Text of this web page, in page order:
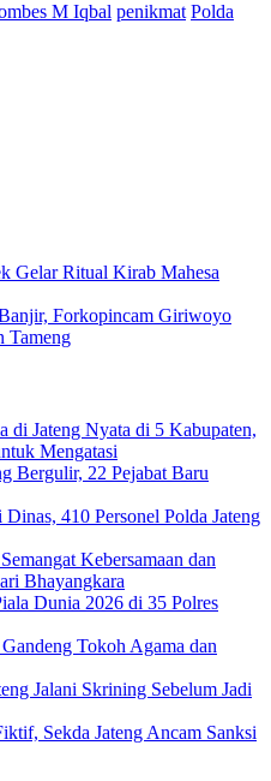
M Iqbal penikmat Polda
Gelar Ritual Kirab Mahesa
Forkopincam Giriwoyo
Tameng
di Jateng Nyata di 5 Kabupaten,
Mengatasi
Bergulir, 22 Pejabat Baru
410 Personel Polda Jateng
Kebersamaan dan
Bhayangkara
Dunia 2026 di 35 Polres
Tokoh Agama dan
Jalani Skrining Sebelum Jadi
Sekda Jateng Ancam Sanksi